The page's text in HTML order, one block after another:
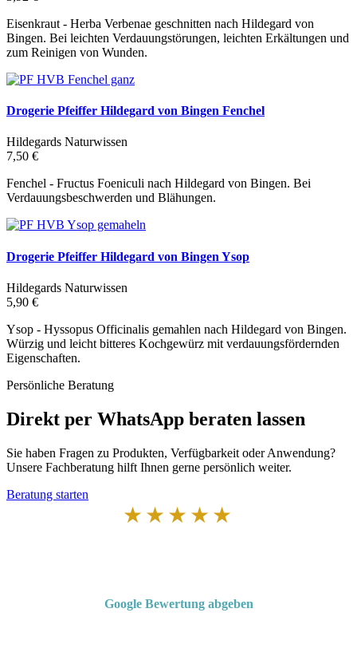
Eisenkraut - Herba Verbenae geschnitten nach Hildegard von
Bingen. Bei leichten Verdauungstörungen, leichten Erkältungen und
zum Reinigen von Wunden.
Drogerie Pfeiffer Hildegard von Bingen Fenchel
Hildegards Naturwissen
7,50 €
Fenchel - Fructus Foeniculi nach Hildegard von Bingen. Bei
Verdauungsbeschwerden und Blähungen.
Drogerie Pfeiffer Hildegard von Bingen Ysop
Hildegards Naturwissen
5,90 €
Ysop - Hyssopus Officinalis gemahlen nach Hildegard von Bingen.
Würzig und leicht bitteres Kochgewürz mit verdauungsfördernden
Eigenschaften.
Persönliche Beratung
Direkt per WhatsApp beraten lassen
Sie haben Fragen zu Produkten, Verfügbarkeit oder Anwendung?
Unsere Fachberatung hilft Ihnen gerne persönlich weiter.
Beratung starten
★★★★★
Google Bewertung abgeben